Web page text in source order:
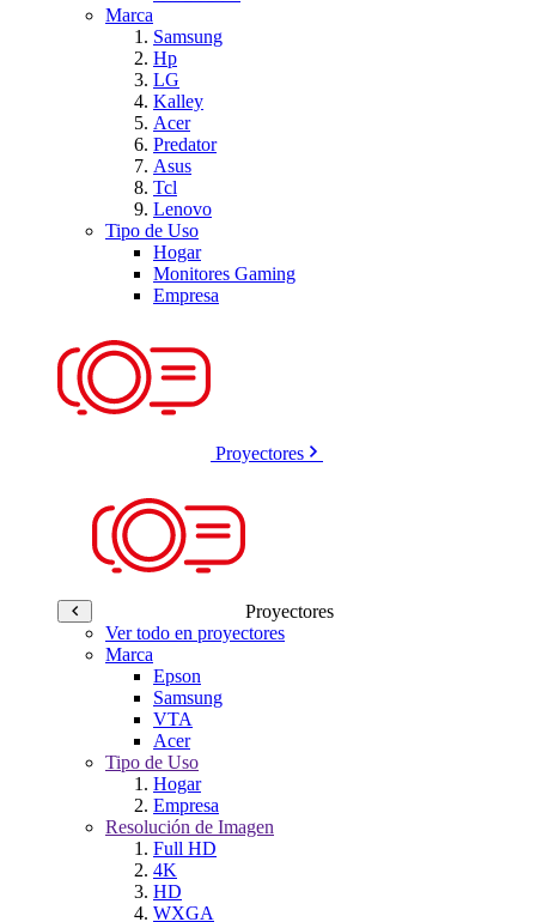
Marca
Samsung
Hp
LG
Kalley
Acer
Predator
Asus
Tcl
Lenovo
Tipo de Uso
Hogar
Monitores Gaming
Empresa
Proyectores
Proyectores
Ver todo en proyectores
Marca
Epson
Samsung
VTA
Acer
Tipo de Uso
Hogar
Empresa
Resolución de Imagen
Full HD
4K
HD
WXGA